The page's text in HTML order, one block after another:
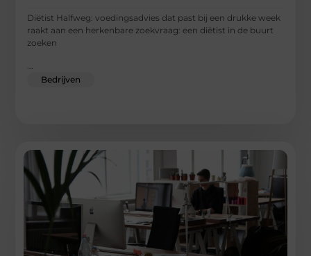
Diëtist Halfweg: voedingsadvies dat past bij een drukke week
raakt aan een herkenbare zoekvraag: een diëtist in de buurt
zoeken
Bedrijven